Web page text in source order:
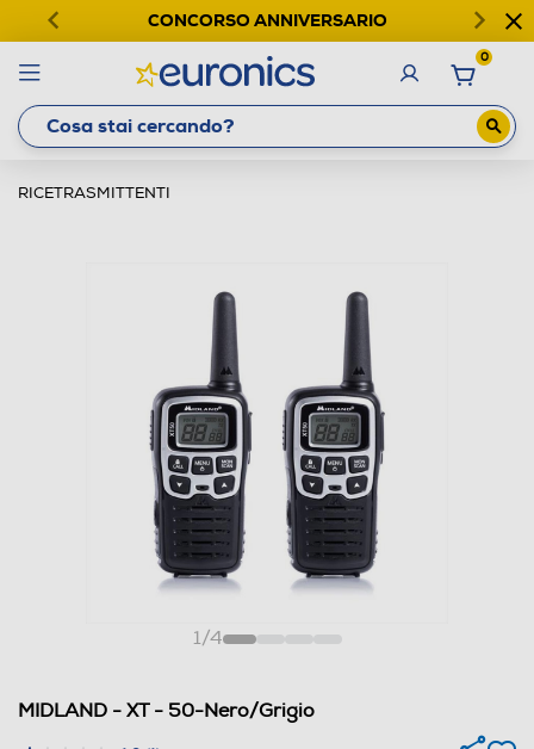
CONCORSO ANNIVERSARIO
0
RICETRASMITTENTI
1/4
MIDLAND - XT - 50-Nero/Grigio